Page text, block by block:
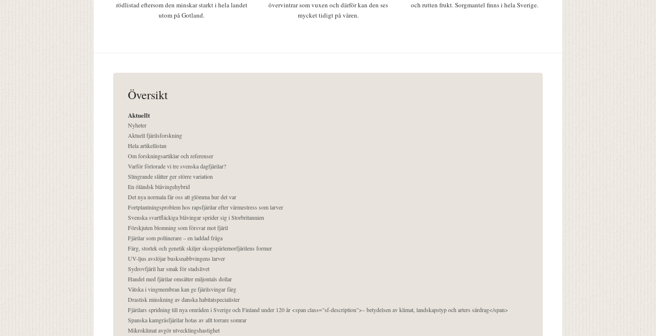
rödlistad eftersom den minskar starkt i hela landet
utom på Gotland.
övervintrar som vuxen och därför kan den ses
mycket tidigt på våren.
och rutten frukt. Sorgmantel finns i hela Sverige.
Översikt
Aktuellt
Nyheter
Aktuell fjärilsforskning
Hela artikellistan
Om forskningsartiklar och referenser
Varför förlorade vi tre svenska dagfjärilar?
Slingrande slåtter ger större variation
En öländsk blåvingehybrid
Det nya normala får oss att glömma hur det var
Fortplantningsproblem hos rapsfjärilar efter värmestress som larver
Svenska svartfläckiga blåvingar sprider sig i Storbritannien
Förskjuten blomning som försvar mot fjäril
Fjärilar som pollinerare – en laddad fråga
Färg, storlek och genetik skiljer skogspärlemorfjärilens former
UV-ljus avslöjar busksnabbvingens larver
Sydrovfjäril har smak för stadslivet
Handel med fjärilar omsätter miljontals dollar
Vätska i vingmembran kan ge fjärilsvingar färg
Drastisk minskning av danska habitatspecialister
Fjärilars spridning till nya områden i Sverige och Finland under 120 år <span class="sf-description">– betydelsen av klimat, landskapstyp och arters särdrag</span>
Spanska kamgräsfjärilar hotas av allt torrare somrar
Mikroklimat avgör utvecklingshastighet